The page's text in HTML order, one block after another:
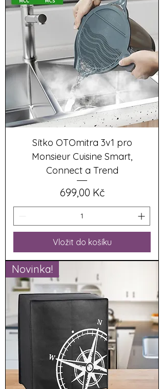
Sítko OTOmitra 3v1 pro
Monsieur Cuisine Smart,
Connect a Trend
Cena
699,00 Kč
Vložit do košíku
Novinka!